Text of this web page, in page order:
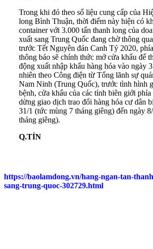
Trong khi đó theo số liệu cung cấp của
long Bình Thuận, thời điểm này hiện có
container với 3.000 tấn thanh long của
xuất sang Trung Quốc đang chờ thông
trước Tết Nguyên đán Canh Tý 2020,
thông báo sẽ chính thức mở cửa khẩu để
động xuất nhập khẩu hàng hóa vào ngày
nhiên theo Công điện từ Tổng lãnh sự
Nam Ninh (Trung Quốc), trước tình hình
bệnh, cửa khẩu của các tỉnh biên giới phía
dừng giao dịch trao đổi hàng hóa cư dân
31/1 (tức mùng 7 tháng giêng) đến ngày
tháng giêng).
Q.TÍN
https://baolamdong.vn/hang-ngan-tan-
sang-trung-quoc-302729.html